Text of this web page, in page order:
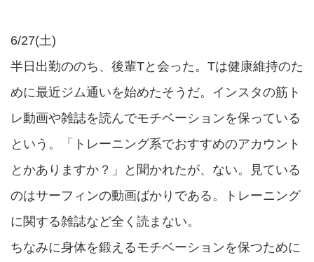
6/27(土)
半日出勤ののち、後輩Tと会った。Tは健康維持のた
めに最近ジム通いを始めたそうだ。インスタの筋ト
レ動画や雑誌を読んでモチベーションを保っている
という。「トレーニング系でおすすめのアカウント
とかありますか？」と聞かれたが、ない。見ている
のはサーフィンの動画ばかりである。トレーニング
に関する雑誌など全く読まない。
ちなみに身体を鍛えるモチベーションを保つために